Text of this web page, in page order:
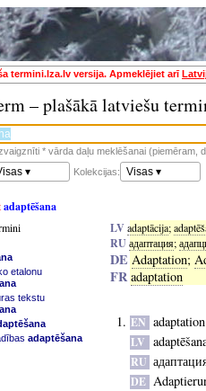
termini.lza.lv versija. Apmeklējiet arī
– plašākā latviešu
* vārda daļu meklēšanai (piemēram,
▾ Kolekcijas: Visas ▾
adaptēšana
etalonu
tekstu
adaptēšana
LVadaptācija;
RUадаптация;
DE Adaptation;
FR adaptation
EN adaptation
LV
RU
DE